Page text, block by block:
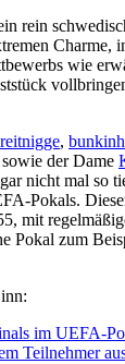
rein
Charme,
wie
,
der Dame
nicht mal so
Pokals.
mit
Pokal zum
im UEFA-
Teilnehmer